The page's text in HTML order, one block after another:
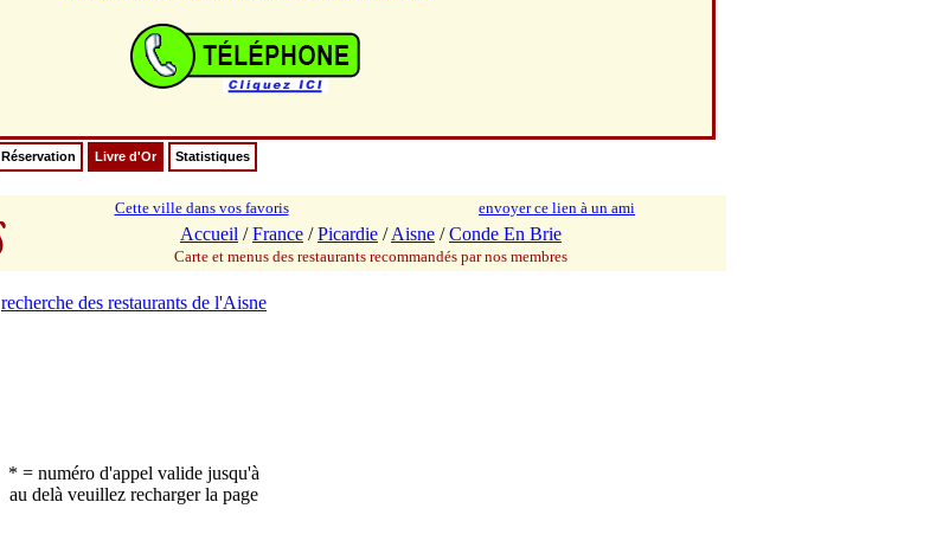
Réservation Livre d'Or Statistiques
Cette ville dans vos favoris envoyer ce lien à un ami
Accueil /France /Picardie /Aisne /Conde En Brie
Carte et menus des restaurants recommandés par nos membres
recherche des restaurants de l'Aisne
* = numéro d'appel valide jusqu'à
au delà veuillez recharger la page